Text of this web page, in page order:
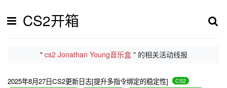
CS2开箱
"cs2 Jonathan Young音乐盒 " 的相关活动线报
2025年8月27日CS2更新日志[提升多指令绑定的稳定性]
CS2